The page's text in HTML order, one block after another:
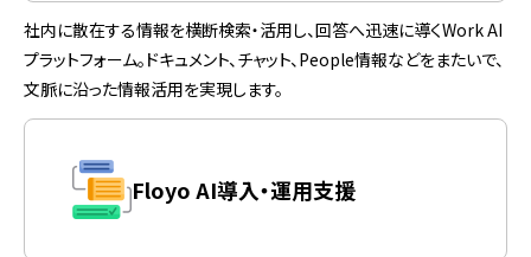
社内に散在する情報を横断検索・活用し、回答へ迅速に導くWork AI
プラットフォーム。ドキュメント、チャット、People情報などをまたいで、
文脈に沿った情報活用を実現します。
Floyo AI導入・運用支援